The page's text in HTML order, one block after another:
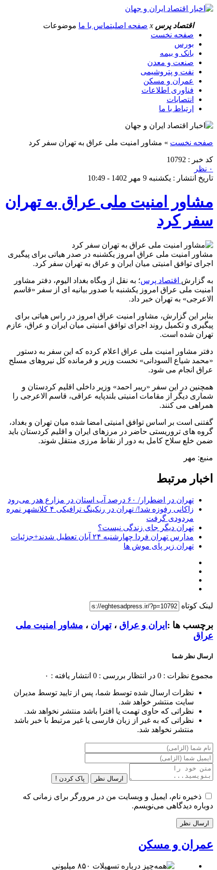
اقتصاد پرس x صفحه اصلیتماس با ما موضوعات
صفحه نخست
بورس
بانک و بیمه
صنعت و معدن
نفت و پتروشیمی
عمران و مسکن
فناوری اطلاعات
انتصابات
ارتباط با ما
صفحه نخست » مشاور امنیت ملی عراق به تهران سفر کرد
کد خبر : 10792
۰ نظر
تاریخ انتشار : یکشنبه 9 مهر 1402 - 10:49
مشاور امنیت ملی عراق به تهران
سفر کرد
مشاور امنیت ملی عراق امروز یکشنبه در صدر هیاتی برای پیگیری
اجرای توافق امنیتی میان ایران و عراق به تهران سفر کرد.
به گزارش اقتصاد پرس؛ به نقل از وبگاه بغداد الیوم، دفتر مشاور
امنیت ملی عراق امروز یکشنبه با صدور بیانیه ای از سفر «قاسم
الاعرجی» به تهران خبر داد.
بنابر این گزارش، مشاور امنیت عراق امروز در راس هیاتی برای
پیگیری و تکمیل روند اجرای توافق امنیتی میان ایران و عراق، عازم
تهران شده است.
دفتر مشاور امنیت ملی عراق اعلام کرده که این سفر به دستور
«محمد شیاع السودانی» نخست وزیر و فرمانده کل نیروهای مسلح
عراق انجام می شود.
همچنین در این سفر «ریبر احمد» وزیر داخلی اقلیم کردستان و
شماری دیگر از مقامات امنیتی بلندپایه عراقی، قاسم الاعرجی را
همراهی می کنند.
گفتنی است بر اساس توافق امنیتی امضا شده میان تهران و بغداد،
گروه های تروریستی حاضر در مرزهای ایران و اقلیم کردستان باید
ضمن خلع سلاح کامل به دور از نقاط مرزی منتقل شوند.
منبع: مهر
اخبار مرتبط
تهران در اضطرار/ ۶۰ درصد آب استان در مزارع هدر می‌رود
زاکانی رفوزه شد!/ تهران در رنکینگ ترافیکی ۴ کلانشهر نمره
مردودی گرفت
تهران دیگر جای زندگی نیست؟
مدارس تهران فردا چهارشنبه ۲۴ آبان تعطیل شدند+جزئیات
تهران زیر پای موش ها
لینک کوتاه
برچسب ها : ایران و عراق ،تهران ، مشاور امنیت ملی
عراق
ارسال نظر شما
مجموع نظرات : 0 در انتظار بررسی : 0 انتشار یافته : ۰
نظرات ارسال شده توسط شما، پس از تایید توسط مدیران
سایت منتشر خواهد شد.
نظراتی که حاوی تهمت یا افترا باشد منتشر نخواهد شد.
نظراتی که به غیر از زبان فارسی یا غیر مرتبط با خبر باشد
منتشر نخواهد شد.
ارسال نظر پاک کردن !
ذخیره نام، ایمیل و وبسایت من در مرورگر برای زمانی که
دوباره دیدگاهی می‌نویسم.
عمران و مسکن